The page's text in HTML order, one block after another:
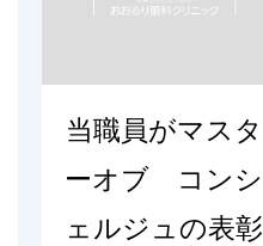
当職員がマスタ
ーオブ コンシ
ェルジュの表彰